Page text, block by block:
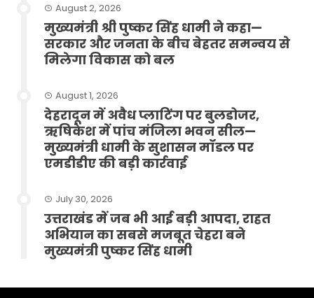
August 2, 2026
मुख्यमंत्री श्री पुष्कर सिंह धामी ने कहा—
सरकार और जनता के बीच बेहतर समन्वय से
मिलेगा विकास को बल
August 1, 2026
देहरादून में अवैध प्लाटिंग पर बुलडोजर,
ऋषिकेश में पांच मंजिला भवन सील—
मुख्यमंत्री धामी के सुशासन मॉडल पर
एमडीडीए की बड़ी कार्रवाई
July 30, 2026
उत्तराखंड में जब भी आई बड़ी आपदा, राहत
अभियान का सबसे मजबूत चेहरा बने
मुख्यमंत्री पुष्कर सिंह धामी